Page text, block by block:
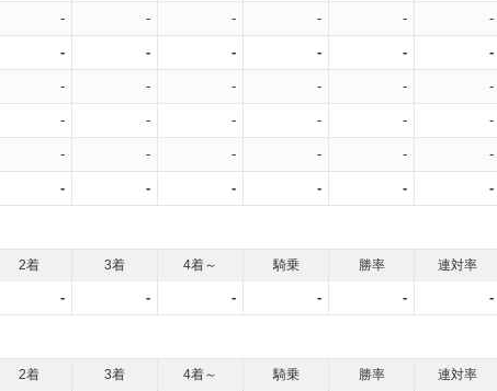
- - - - - -
- - - - - -
- - - - - -
- - - - - -
- - - - - -
- - - - - -
2着 3着 4着～ 騎乗 勝率 連対率
- - - - - -
2着 3着 4着～ 騎乗 勝率 連対率